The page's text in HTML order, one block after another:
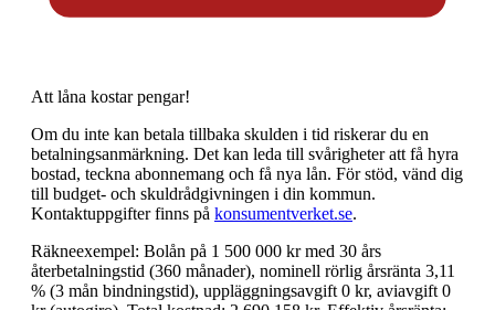
Att låna kostar pengar!
Om du inte kan betala tillbaka skulden i tid riskerar du en
betalningsanmärkning. Det kan leda till svårigheter att få hyra
bostad, teckna abonnemang och få nya lån. För stöd, vänd dig
till budget- och skuldrådgivningen i din kommun.
Kontaktuppgifter finns på konsumentverket.se.
Räkneexempel: Bolån på 1 500 000 kr med 30 års
återbetalningstid (360 månader), nominell rörlig årsränta 3,11
% (3 mån bindningstid), uppläggningsavgift 0 kr, aviavgift 0